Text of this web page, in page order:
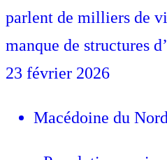
parlent de milliers de
manque de structures
23 février 2026
Macédoine du